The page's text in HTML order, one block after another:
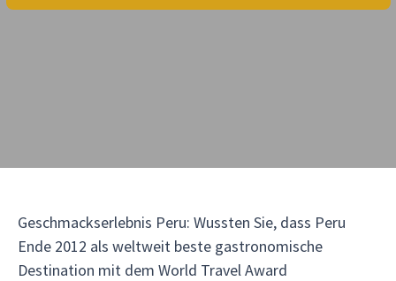
Geschmackserlebnis Peru: Wussten Sie, dass Peru
Ende 2012 als weltweit beste gastronomische
Destination mit dem World Travel Award